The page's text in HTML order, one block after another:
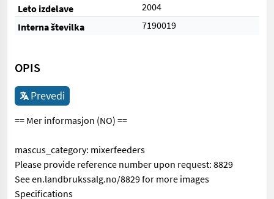
Leto izdelave
2004
Interna številka
7190019
OPIS
Prevedi
== Mer informasjon (NO) ==
mascus_category: mixerfeeders
Please provide reference number upon request: 8829
See en.landbrukssalg.no/8829 for more images
Specifications